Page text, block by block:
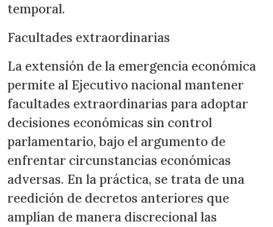
temporal.
Facultades extraordinarias
La extensión de la emergencia económica
permite al Ejecutivo nacional mantener
facultades extraordinarias para adoptar
decisiones económicas sin control
parlamentario, bajo el argumento de
enfrentar circunstancias económicas
adversas. En la práctica, se trata de una
reedición de decretos anteriores que
amplían de manera discrecional las